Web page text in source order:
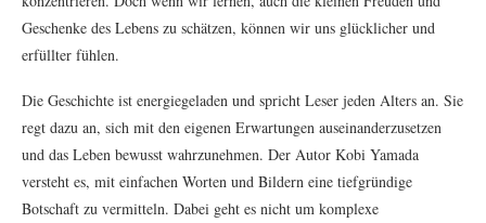
Geschenke des Lebens zu schätzen, können wir uns glücklicher und
erfüllter fühlen.
Die Geschichte ist energiegeladen und spricht Leser jeden Alters an. Sie
regt dazu an, sich mit den eigenen Erwartungen auseinanderzusetzen
und das Leben bewusst wahrzunehmen. Der Autor Kobi Yamada
versteht es, mit einfachen Worten und Bildern eine tiefgründige
Botschaft zu vermitteln. Dabei geht es nicht um komplexe